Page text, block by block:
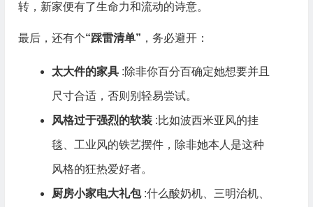
转，新家便有了生命力和流动的诗意。
最后，还有个“踩雷清单” ，务必避开：
太大件的家具 :除非你百分百确定她想要并且
尺寸合适，否则别轻易尝试。
风格过于强烈的软装 :比如波西米亚风的挂
毯、工业风的铁艺摆件，除非她本人是这种
风格的狂热爱好者。
厨房小家电大礼包 :什么酸奶机、三明治机、